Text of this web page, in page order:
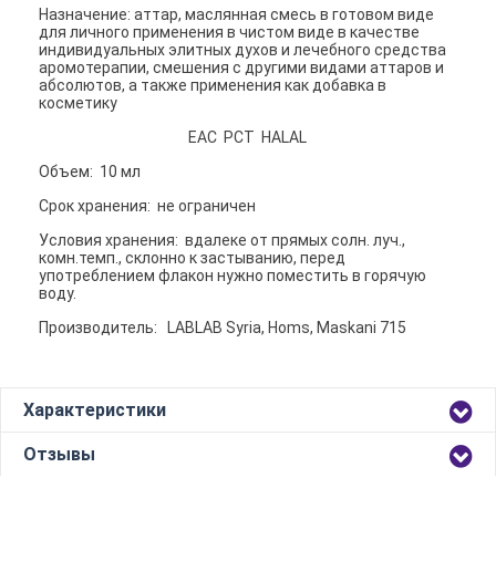
Назначение: аттар, маслянная смесь в готовом виде
для личного применения в чистом виде в качестве
индивидуальных элитных духов и лечебного средства
аромотерапии, смешения с другими видами аттаров и
абсолютов, а также применения как добавка в
косметику
ЕАС РСТ HALAL
Объем: 10 мл
Срок хранения: не ограничен
Условия хранения: вдалеке от прямых солн. луч.,
комн.темп., склонно к застыванию, перед
употреблением флакон нужно поместить в горячую
воду.
Производитель: LABLAB Syria, Homs, Maskani 715
Характеристики
Отзывы